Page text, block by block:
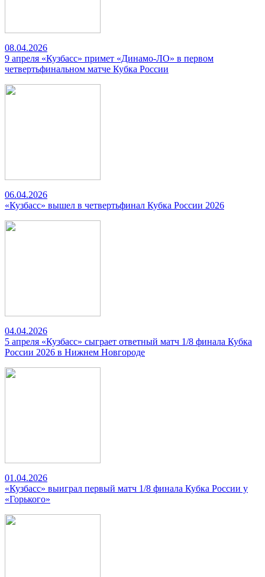
08.04.2026
9 апреля «Кузбасс» примет «Динамо-ЛО» в первом
четвертьфинальном матче Кубка России
06.04.2026
«Кузбасс» вышел в четвертьфинал Кубка России 2026
04.04.2026
5 апреля «Кузбасс» сыграет ответный матч 1/8 финала Кубка
России 2026 в Нижнем Новгороде
01.04.2026
«Кузбасс» выиграл первый матч 1/8 финала Кубка России у
«Горького»